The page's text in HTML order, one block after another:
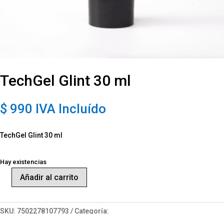
TechGel Glint 30 ml
$ 990 IVA Incluído
TechGel Glint 30 ml
Hay existencias
TechGel
30
Añadir al carrito
SKU: 7502278107793 Categoría: